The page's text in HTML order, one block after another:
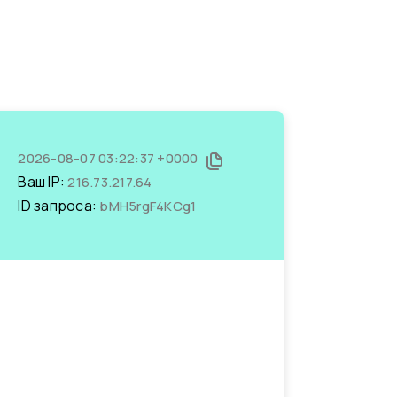
2026-08-07 03:22:37 +0000
Ваш IP:216.73.217.64
ID запроса: bMH5rgF4KCg1